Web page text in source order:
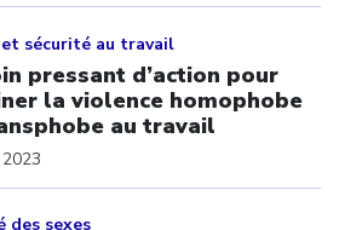
sécurité au travail
pressant d’action pour
la violence homophobe
au travail
des sexes